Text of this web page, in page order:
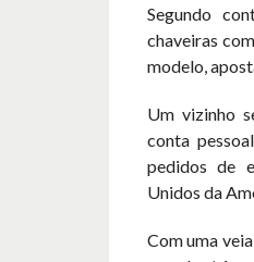
Segundo
chaveiras
modelo,
Um vizinho
conta
pedidos de
Unidos da
Com uma